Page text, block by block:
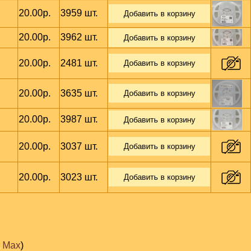
20.00р. 3959 шт. Добавить в корзину
20.00р. 3962 шт. Добавить в корзину
20.00р. 2481 шт. Добавить в корзину
20.00р. 3635 шт. Добавить в корзину
20.00р. 3987 шт. Добавить в корзину
20.00р. 3037 шт. Добавить в корзину
20.00р. 3023 шт. Добавить в корзину
Max)